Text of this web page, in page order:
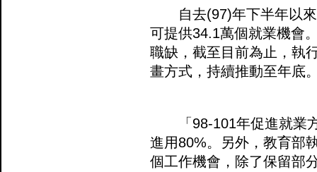
自去(97)年下半年以來
可提供34.1萬個就業機會
職缺，截至目前為止，執
畫方式，持續推動至年底
「98-101年促進就業方
進用80%。另外，教育部
個工作機會，除了保留部